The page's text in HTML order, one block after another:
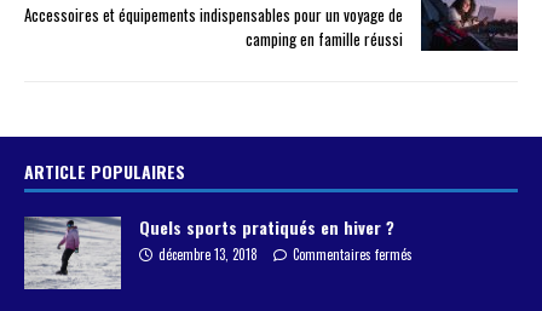
Accessoires et équipements indispensables pour un voyage de
camping en famille réussi
ARTICLE POPULAIRES
Quels sports pratiqués en hiver ?
décembre 13, 2018 Commentaires fermés